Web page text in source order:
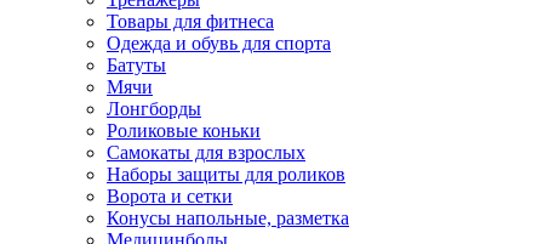
Товары для фитнеса
Одежда и обувь для спорта
Батуты
Мячи
Лонгборды
Роликовые коньки
Самокаты для взрослых
Наборы защиты для роликов
Ворота и сетки
Конусы напольные, разметка
Медицинболы